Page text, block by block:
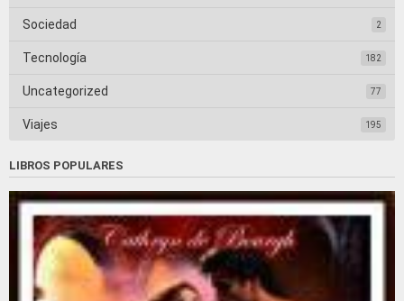
Sociedad 2
Tecnología 182
Uncategorized 77
Viajes 195
LIBROS POPULARES